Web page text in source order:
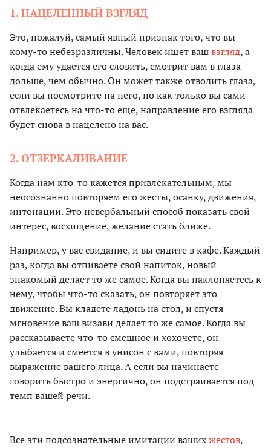
1. НАЦЕЛЕННЫЙ ВЗГЛЯД
Это, пожалуй, самый явный признак того, что вы
кому-то небезразличны. Человек ищет вашвзгляд, а
когда ему удается его словить, смотрит вам в глаза
дольше, чем обычно. Он может также отводить глаза,
если вы посмотрите на него, но как только вы сами
отвлекаетесь на что-то еще, направление его взгляда
будет снова в нацелено на вас.
2. ОТЗЕРКАЛИВАНИЕ
Когда нам кто-то кажется привлекательным, мы
неосознанно повторяем его жесты, осанку, движения,
интонации. Это невербальный способ показать свой
интерес, восхищение, желание стать ближе.
Например, у вас свидание, и вы сидите в кафе. Каждый
раз, когда вы отпиваете свой напиток, новый
знакомый делает то же самое. Когда вы наклоняетесь к
нему, чтобы что-то сказать, он повторяет это
движение. Вы кладете ладонь на стол, и спустя
мгновение ваш визави делает то же самое. Когда вы
рассказываете что-то смешное и хохочете, он
улыбается и смеется в унисон с вами, повторяя
выражение вашего лица. А если вы начинаете
говорить быстро и энергично, он подстраивается под
темп вашей речи.
Все эти подсознательные имитации вашихжестов,